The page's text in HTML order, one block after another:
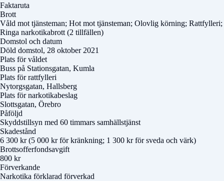
Faktaruta
Brott
Våld mot tjänsteman; Hot mot tjänsteman; Olovlig körning; Rattfylleri;
Ringa narkotikabrott (2 tillfällen)
Domstol och datum
Döld domstol, 28 oktober 2021
Plats för våldet
Buss på Stationsgatan, Kumla
Plats för rattfylleri
Nytorgsgatan, Hallsberg
Plats för narkotikabeslag
Slottsgatan, Örebro
Påföljd
Skyddstillsyn med 60 timmars samhällstjänst
Skadestånd
6 300 kr (5 000 kr för kränkning; 1 300 kr för sveda och värk)
Brottsofferfondsavgift
800 kr
Förverkande
Narkotika förklarad förverkad